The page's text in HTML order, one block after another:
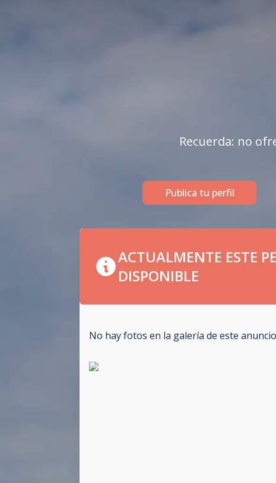
Recuerda: no
Publica tu perfil
ACTUALMENTE ESTE
DISPONIBLE
No hay fotos en la galería de este anuncio